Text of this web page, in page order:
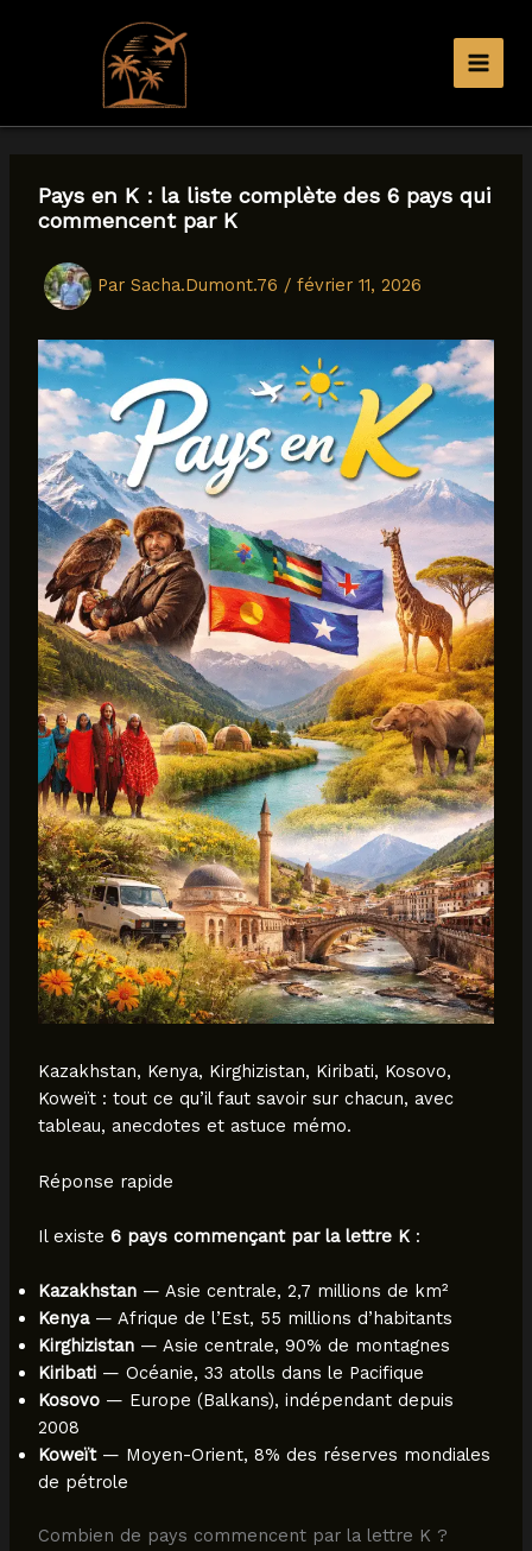
Aller
contenuPays en K : la liste complète des 6 pays qui
commencent par K
Par Sacha.Dumont.76 / février 11, 2026
Kazakhstan, Kenya, Kirghizistan, Kiribati, Kosovo,
Koweït : tout ce qu’il faut savoir sur chacun, avec
tableau, anecdotes et astuce mémo.
Réponse rapide
Il existe 6 pays commençant par la lettre K:
Kazakhstan— Asie centrale, 2,7 millions de km²
Kenya— Afrique de l’Est, 55 millions d’habitants
Kirghizistan— Asie centrale, 90% de montagnes
Kiribati— Océanie, 33 atolls dans le Pacifique
Kosovo— Europe (Balkans), indépendant depuis
2008
Koweït— Moyen-Orient, 8% des réserves mondiales
de pétrole
Combien de pays commencent par la lettre K ?